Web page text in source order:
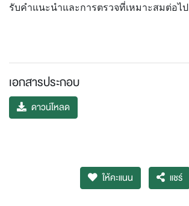
รับคำแนะนำและการตรวจที่เหมาะสมต่อไป
เอกสารประกอบ
ดาวน์โหลด
ให้คะแนน แชร์